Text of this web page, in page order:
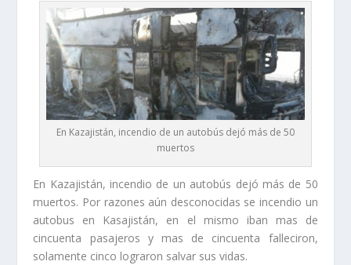
En Kazajistán, incendio de un autobús dejó más de 50
muertos
En Kazajistán, incendio de un autobús dejó más de 50
muertos. Por razones aún desconocidas se incendio un
autobus en Kasajistán, en el mismo iban mas de
cincuenta pasajeros y mas de cincuenta falleciron,
solamente cinco lograron salvar sus vidas.